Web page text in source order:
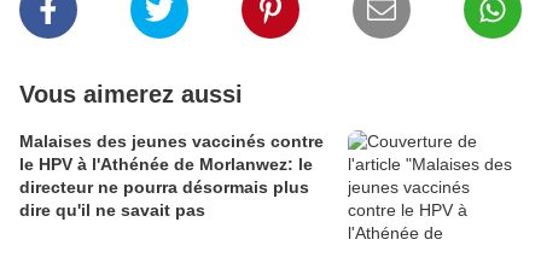
Vous aimerez aussi
Malaises des jeunes vaccinés contre
le HPV à l'Athénée de Morlanwez: le
directeur ne pourra désormais plus
dire qu'il ne savait pas